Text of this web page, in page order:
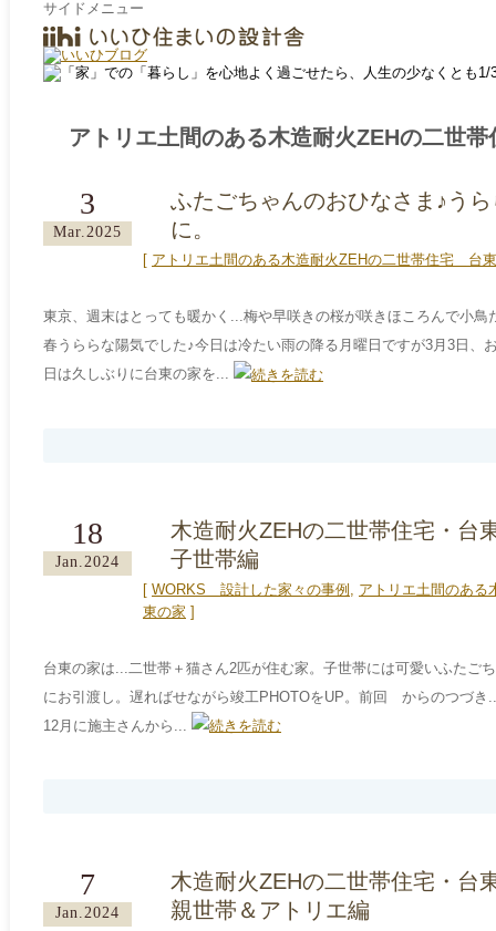
サイドメニュー
アトリエ土間のある木造耐火ZEHの二世
ふたごちゃんのおひなさま♪う
に。
3
Mar.2025
[ アトリエ土間のある木造耐火ZEHの二世帯住宅＿台
東京、週末はとっても暖かく...梅や早咲きの桜が咲きほころんで小鳥
春うららな陽気でした♪今日は冷たい雨の降る月曜日ですが3月3日、
日は久しぶりに台東の家を...
木造耐火ZEHの二世帯住宅・台
子世帯編
18
Jan.2024
[ WORKS＿設計した家々の事例
アトリエ土間のある
東の家 ]
台東の家は...二世帯＋猫さん2匹が住む家。子世帯には可愛いふたご
にお引渡し。遅ればせながら竣工PHOTOをUP。前回 からのつづ
12月に施主さんから...
木造耐火ZEHの二世帯住宅・台
親世帯＆アトリエ編
7
Jan.2024